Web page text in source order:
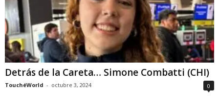
Detrás de la Careta… Simone Combatti (CHI)
TouchéWorld - octubre 3, 2024 0